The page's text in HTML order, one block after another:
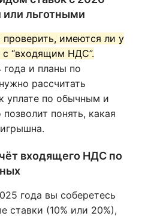
или льготными
имеются ли у
“входящим НДС”.
и планы по
рассчитать
уплате по обычным и
понять, какая
входящего НДС по
года вы соберетесь
ставки (10% или 20%),